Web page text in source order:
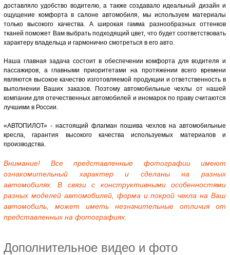
доставляло удобство водителю, а также создавало идеальный дизайн и
ощущение комфорта в салоне автомобиля, мы используем материалы
только высокого качества. А широкая гамма разнообразных оттенков
тканей поможет Вам выбрать подходящий цвет, что будет соответствовать
характеру владельца и гармонично смотреться в его авто.
Наша главная задача состоит в обеспечении комфорта для водителя и
пассажиров, а главными приоритетами на протяжении всего времени
являются высокое качество изготовляемой продукции и ответственность в
выполнении Ваших заказов. Поэтому автомобильные чехлы от нашей
компании для отечественных автомобилей и иномарок по праву считаются
лучшими в России.
«АВТОПИЛОТ» - настоящий флагман пошива чехлов на автомобильные
кресла, гарантия высокого качества используемых материалов и
производства.
Внимание! Все представленные фотографии имеют
ознакомительный характер и сделаны на разных
автомобилях. В связи с конструктивными особенностями
разных моделей автомобилей, форма и покрой чехла на Ваш
автомобиль, может иметь незначительные отличия от
представленных на фотографиях.
Дополнительное видео и фото